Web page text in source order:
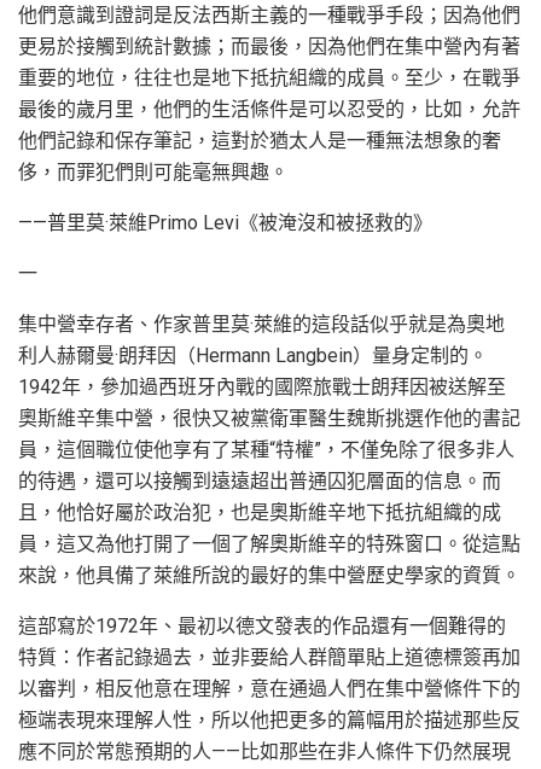
他們意識到證詞是反法西斯主義的一種戰爭手段；因為他們
更易於接觸到統計數據；而最後，因為他們在集中營內有著
重要的地位，往往也是地下抵抗組織的成員。至少，在戰爭
最後的歲月里，他們的生活條件是可以忍受的，比如，允許
他們記錄和保存筆記，這對於猶太人是一種無法想象的奢
侈，而罪犯們則可能毫無興趣。
——普里莫·萊維Primo Levi《被淹沒和被拯救的》
一
集中營幸存者、作家普里莫·萊維的這段話似乎就是為奧地
利人赫爾曼·朗拜因（Hermann Langbein）量身定制的。
1942年，參加過西班牙內戰的國際旅戰士朗拜因被送解至
奧斯維辛集中營，很快又被黨衛軍醫生魏斯挑選作他的書記
員，這個職位使他享有了某種“特權”，不僅免除了很多非人
的待遇，還可以接觸到遠遠超出普通囚犯層面的信息。而
且，他恰好屬於政治犯，也是奧斯維辛地下抵抗組織的成
員，這又為他打開了一個了解奧斯維辛的特殊窗口。從這點
來說，他具備了萊維所說的最好的集中營歷史學家的資質。
這部寫於1972年、最初以德文發表的作品還有一個難得的
特質：作者記錄過去，並非要給人群簡單貼上道德標簽再加
以審判，相反他意在理解，意在通過人們在集中營條件下的
極端表現來理解人性，所以他把更多的篇幅用於描述那些反
應不同於常態預期的人——比如那些在非人條件下仍然展現